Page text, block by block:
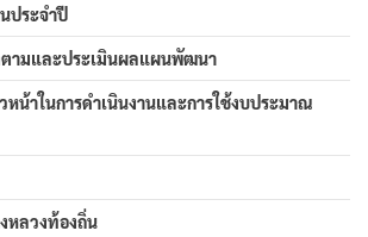
ประจำปี
ตามและประเมินผลแผนพัฒนา
น้าในการดำเนินงานและการใช้งบประมาณ
หลวงท้องถิ่น